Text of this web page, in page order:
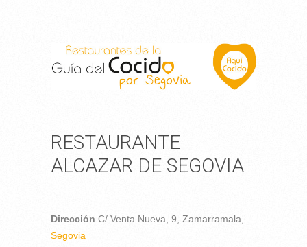
RESTAURANTE
ALCAZAR DE SEGOVIA
Dirección C/ Venta Nueva, 9, Zamarramala,
Segovia